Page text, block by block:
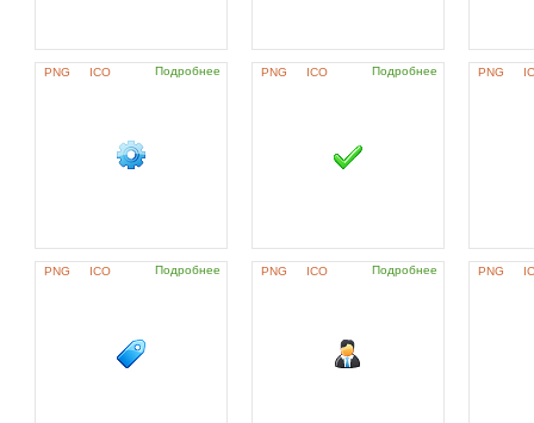
PNG ICO Подробнее PNG ICO Подробнее PNG
PNG ICO Подробнее PNG ICO Подробнее PNG